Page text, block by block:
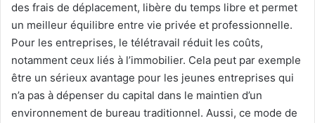
des frais de déplacement, libère du temps libre et permet
un meilleur équilibre entre vie privée et professionnelle.
Pour les entreprises, le télétravail réduit les coûts,
notamment ceux liés à l’immobilier. Cela peut par exemple
être un sérieux avantage pour les jeunes entreprises qui
n’a pas à dépenser du capital dans le maintien d’un
environnement de bureau traditionnel. Aussi, ce mode de